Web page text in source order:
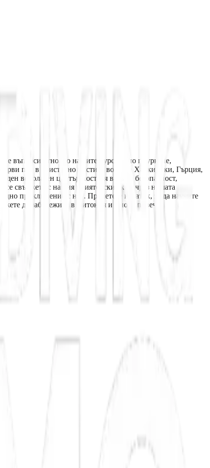
въпроси относно нашите курсове по гмуркане,
път в кристално чистите води на Халкидики, Гърция,
водолазен център поставя вашата безопасност,
се свържете с нашия приятелски екип чрез нашата
приключение с нас. Прочетете нататък, за да научите
да забележите в Ситония и много повече.